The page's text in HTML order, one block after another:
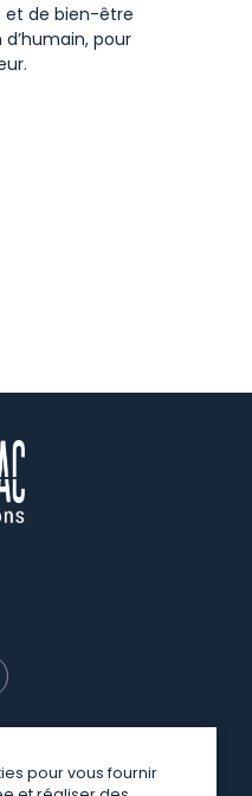
et de bien-être
pour
pour vous fournir